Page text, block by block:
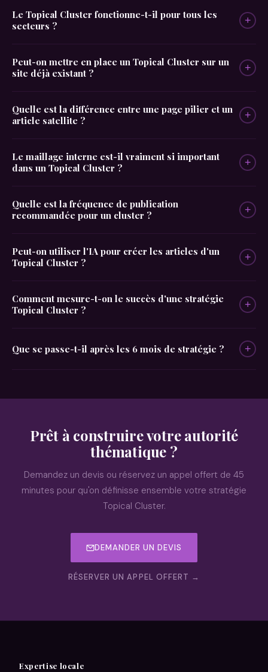
Le Topical Cluster fonctionne-t-il pour tous les
secteurs ?
+
Peut-on mettre en place un Topical Cluster sur un
site déjà existant ?
+
Quelle est la différence entre une page pilier et un
article satellite ?
+
Le maillage interne est-il vraiment si important
dans un Topical Cluster ?
+
Quelle est la fréquence de publication
recommandée pour un cluster ?
+
Peut-on utiliser l'IA pour créer les articles d'un
Topical Cluster ?
+
Comment mesure-t-on le succès d'une stratégie
Topical Cluster ?
+
Que se passe-t-il après les 6 mois de stratégie ? +
Prêt à construire votre autorité
thématique ?
Demandez un devis ou réservez un appel offert de 45
minutes pour qu'on définisse ensemble votre stratégie
Topical Cluster.
DEMANDER UN DEVIS
RÉSERVER UN APPEL OFFERT →
Expertise locale